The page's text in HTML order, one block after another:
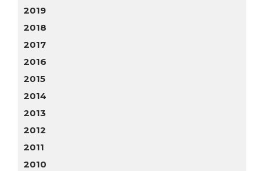
2019
2018
2017
2016
2015
2014
2013
2012
2011
2010